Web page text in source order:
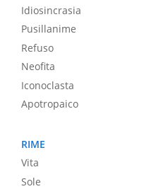
Idiosincrasia
Pusillanime
Refuso
Neofita
Iconoclasta
Apotropaico
RIME
Vita
Sole